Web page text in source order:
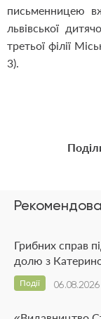
письменницею
львівської
третьої філії
3).
Грибних справ
долю з
06.08.2026
Події